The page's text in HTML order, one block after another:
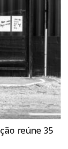
reúne 35